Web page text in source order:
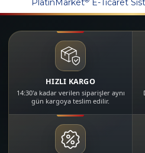
PlatinMarket E-Ticaret
HIZLI KARGO
14:30'a kadar verilen siparişler aynı
gün kargoya teslim edilir.